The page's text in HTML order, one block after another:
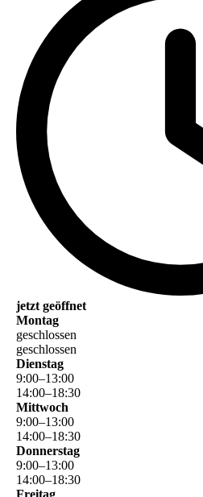
jetzt geöffnet
Montag
geschlossen
geschlossen
Dienstag
9:00–13:00
14:00–18:30
Mittwoch
9:00–13:00
14:00–18:30
Donnerstag
9:00–13:00
14:00–18:30
Freitag